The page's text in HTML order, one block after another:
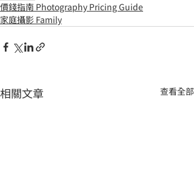
價錢指南 Photography Pricing Guide
家庭攝影 Family
相關文章 查看全部